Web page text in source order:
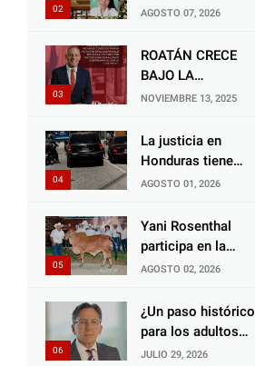
muela? Familia de
justicia por
presunta mala
AGOSTO 07, 2026
ROATÁN CRECE
BAJO LA
ALCALDÍA DE RON
GESTOR ALIADO
DE LA
NOVIEMBRE 13, 2025
La justicia en
Honduras tiene
una deuda
animales, y
negarse a castigar
Choloma es
consolidar un
Estado que
AGOSTO 01, 2026
Yani Rosenthal
participa en la
Feria Nacional
2026
AGOSTO 02, 2026
¿Un paso histórico
para los adultos
mayores?
JULIO 29, 2026